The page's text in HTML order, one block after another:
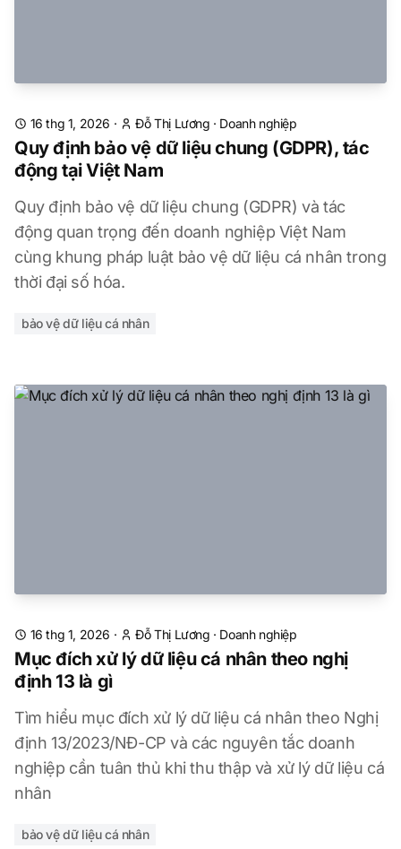
16 thg 1, 2026 · Đỗ Thị Lương · Doanh nghiệp
Quy định bảo vệ dữ liệu chung (GDPR), tác
động tại Việt Nam
Quy định bảo vệ dữ liệu chung (GDPR) và tác
động quan trọng đến doanh nghiệp Việt Nam
cùng khung pháp luật bảo vệ dữ liệu cá nhân trong
thời đại số hóa.
bảo vệ dữ liệu cá nhân
16 thg 1, 2026 · Đỗ Thị Lương · Doanh nghiệp
Mục đích xử lý dữ liệu cá nhân theo nghị
định 13 là gì
Tìm hiểu mục đích xử lý dữ liệu cá nhân theo Nghị
định 13/2023/NĐ-CP và các nguyên tắc doanh
nghiệp cần tuân thủ khi thu thập và xử lý dữ liệu cá
nhân
bảo vệ dữ liệu cá nhân